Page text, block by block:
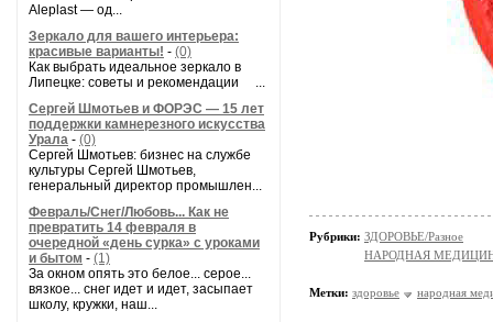
Aleplast — од...
Зеркало для вашего интерьера:
красивые варианты! - (0)
Как выбрать идеальное зеркало в
Липецке: советы и рекомендации ...
Сергей Шмотьев и ФОРЭС — 15 лет
поддержки камнерезного искусства
Урала - (0)
Сергей Шмотьев: бизнес на службе
культуры Сергей Шмотьев,
генеральный директор промышлен...
Февраль/Снег/Любовь... Как не
превратить 14 февраля в
очередной «день сурка» с уроками
и бытом - (1)
За окном опять это белое... серое...
вязкое... снег идет и идет, засыпает
школу, кружки, наш...
Рубрики: ЗДОРОВЬЕ/Разное
НАРОДНАЯ
Метки: здоровье народная